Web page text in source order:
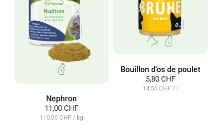
Nephron
11,00 CHF
110,00 CHF / kg
Bouillon d'os de poulet
5,80 CHF
14,50 CHF / l